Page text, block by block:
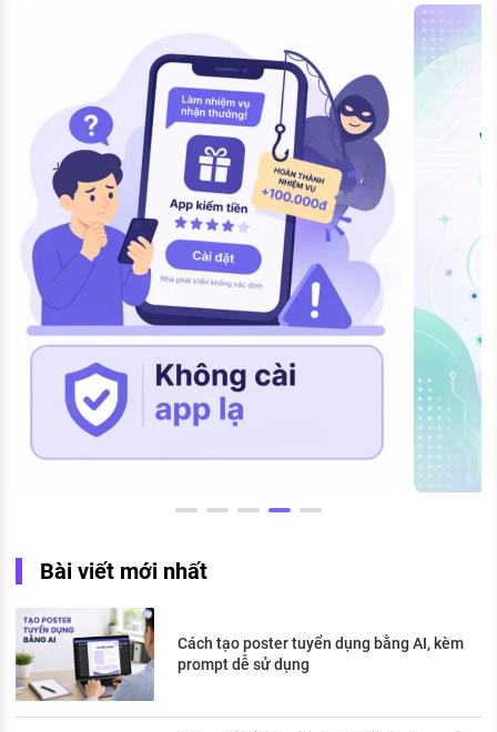
Bài viết mới nhất
Cách tạo poster tuyển dụng bằng AI, kèm
prompt dễ sử dụng